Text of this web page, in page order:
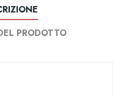
PRODOTTO